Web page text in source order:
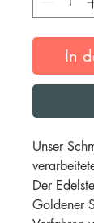
In
Unser
Der
Goldener